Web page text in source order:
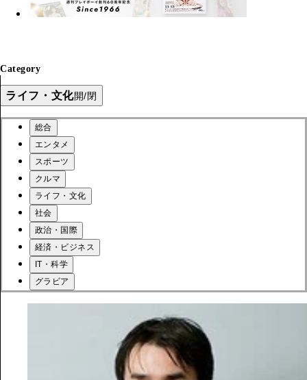
Category
ライフ・文化開/閉
総合
エンタメ
スポーツ
クルマ
ライフ・文化
社会
政治・国際
経済・ビジネス
IT・科学
グラビア